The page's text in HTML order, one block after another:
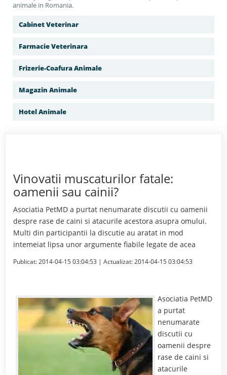
animale in Romania.
Cabinet Veterinar
Farmacie Veterinara
Frizerie-Coafura Animale
Magazin Animale
Hotel Animale
Vinovatii muscaturilor fatale:
oamenii sau cainii?
Asociatia PetMD a purtat nenumarate discutii cu oamenii
despre rase de caini si atacurile acestora asupra omului.
Multi din participantii la discutie au aratat in mod
intemeiat lipsa unor argumente fiabile legate de acea
Publicat: 2014-04-15 03:04:53 | Actualizat: 2014-04-15 03:04:53
Asociatia PetMD
a purtat
nenumarate
discutii cu
oamenii despre
rase de caini si
atacurile